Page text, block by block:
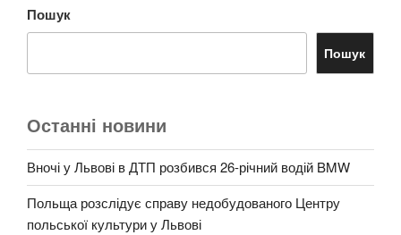
Пошук
Пошук
Останні новини
Вночі у Львові в ДТП розбився 26-річний водій BMW
Польща розслідує справу недобудованого Центру
польської культури у Львові